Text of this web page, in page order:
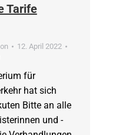
Tarife
12. April 2022
für
hat sich
Bitte an alle
und -